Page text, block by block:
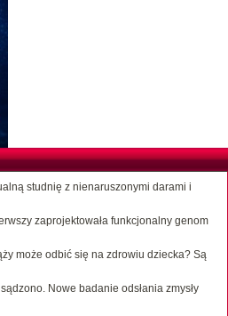
studnię z nienaruszonymi darami i
zaprojektowała funkcjonalny genom
może odbić się na zdrowiu dziecka? Są
Nowe badanie odsłania zmysły